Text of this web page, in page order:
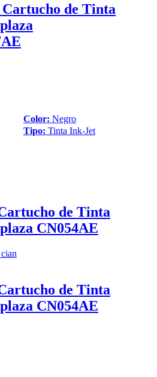
de Tinta
Color: Negro
Tipo: Tinta Ink-Jet
de Tinta
CN054AE
de Tinta
CN054AE